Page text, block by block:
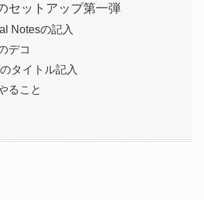
セットアップ第一弾
Notesの記入
デコ
タイトル記入
ること